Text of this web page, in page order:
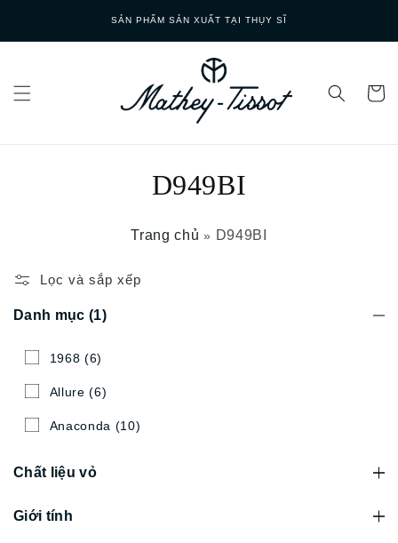
SẢN PHẨM SẢN XUẤT TẠI THỤY SĨ
D949BI
Trang chủ » D949BI
Lọc và sắp xếp
Danh mục (1)
1968 (6)
Allure (6)
Anaconda (10)
Chất liệu vỏ
Giới tính